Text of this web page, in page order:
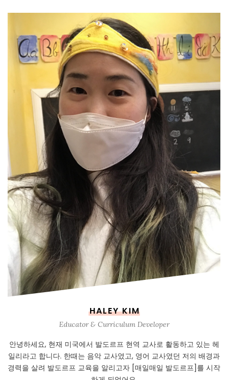
HALEY KIM
Educator & Curriculum Developer
안녕하세요, 현재 미국에서 발도르프 현역 교사로 활동하고 있는 헤
일리라고 합니다. 한때는 음악 교사였고, 영어 교사였던 저의 배경과
경력을 살려 발도르프 교육을 알리고자 [매일매일 발도르프]를 시작